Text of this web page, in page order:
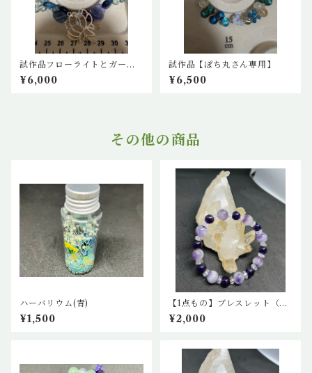
試作品フローライトとガーネ
ットの花ブレスレット
¥6,000
試作品【ぽち丸さん専用】
¥6,500
その他の商品
ハーバリウム(青)
¥1,500
【1点もの】ブレスレット（ケ
ープアメジストとアメジス
ト）
¥2,000